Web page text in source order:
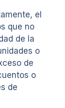
el
que no
de la
o
de
o
de